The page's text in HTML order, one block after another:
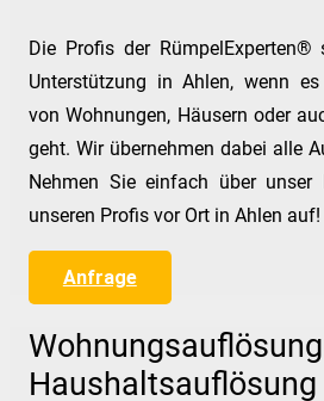
Die Profis der RümpelExperten®
Unterstützung in Ahlen, wenn
von Wohnungen, Häusern oder
geht. Wir übernehmen dabei alle
Nehmen Sie einfach über unser
unseren Profis vor Ort in Ahlen auf!
Anfrage
Haushaltsauflösung